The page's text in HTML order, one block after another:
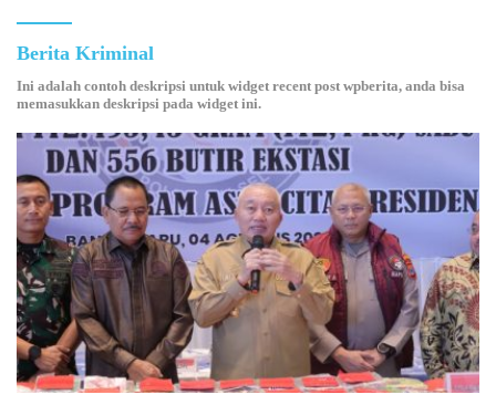
Berita Kriminal
Ini adalah contoh deskripsi untuk widget recent post wpberita, anda bisa
memasukkan deskripsi pada widget ini.